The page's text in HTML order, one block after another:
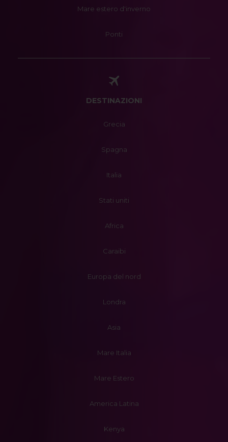
Mare estero d'inverno
Ponti
DESTINAZIONI
Grecia
Spagna
Italia
Stati uniti
Africa
Caraibi
Europa del nord
Londra
Asia
Mare Italia
Mare Estero
America Latina
Kenya